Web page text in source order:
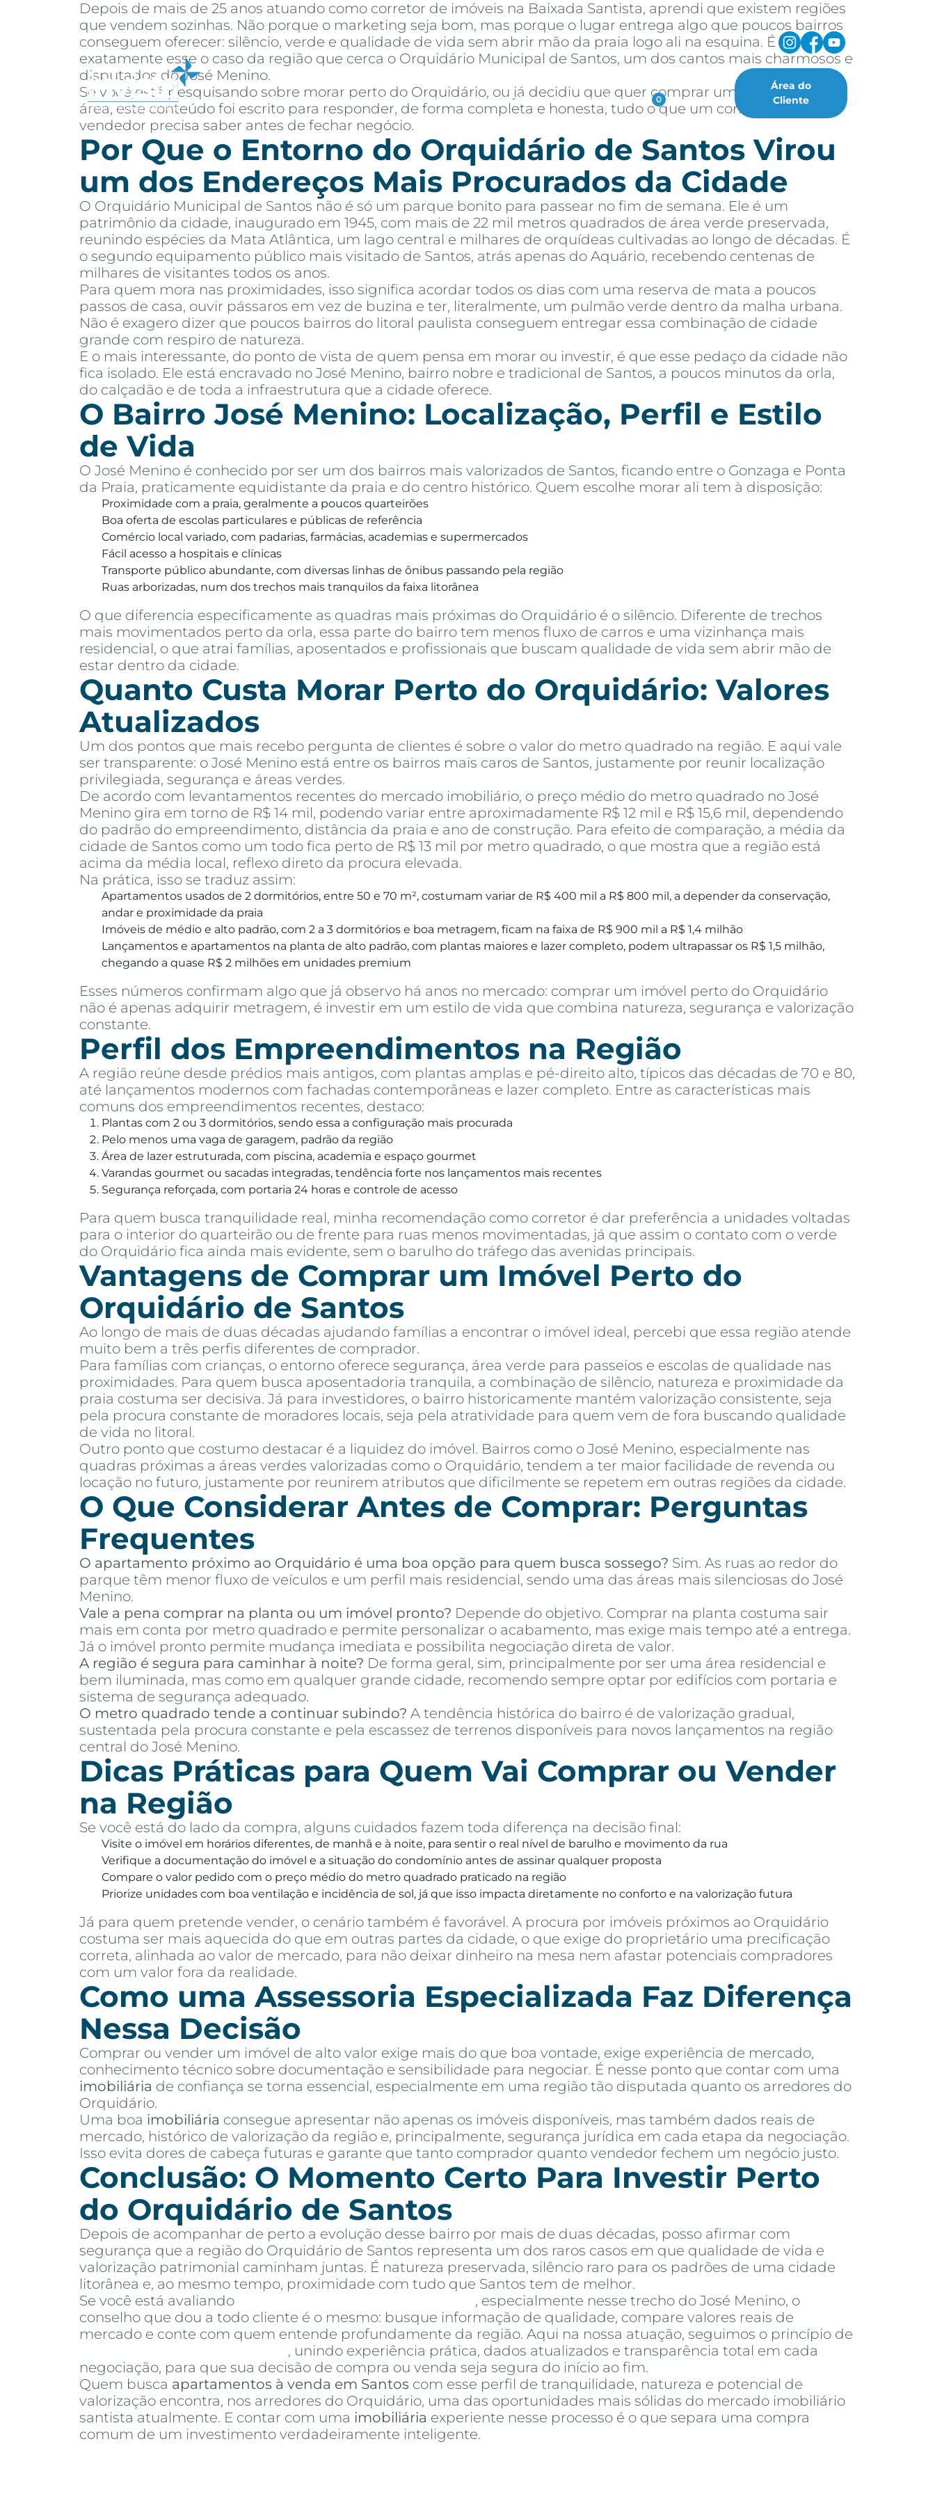
SobreComprarAlugarBlogPor Dentro da InvistaAR EducaçãoContatoFavoritos 0
Área do
Cliente
Depois de mais de 25 anos atuando como corretor de imóveis na Baixada Santista, aprendi que existem regiões
que vendem sozinhas. Não porque o marketing seja bom, mas porque o lugar entrega algo que poucos bairros
conseguem oferecer: silêncio, verde e qualidade de vida sem abrir mão da praia logo ali na esquina. É
exatamente esse o caso da região que cerca o Orquidário Municipal de Santos, um dos cantos mais charmosos e
disputados do José Menino.
Se você está pesquisando sobre morar perto do Orquidário, ou já decidiu que quer comprar um imóvel nessa
área, este conteúdo foi escrito para responder, de forma completa e honesta, tudo o que um comprador ou
vendedor precisa saber antes de fechar negócio.
Por Que o Entorno do Orquidário de Santos Virou
um dos Endereços Mais Procurados da Cidade
O Orquidário Municipal de Santos não é só um parque bonito para passear no fim de semana. Ele é um
patrimônio da cidade, inaugurado em 1945, com mais de 22 mil metros quadrados de área verde preservada,
reunindo espécies da Mata Atlântica, um lago central e milhares de orquídeas cultivadas ao longo de décadas. É
o segundo equipamento público mais visitado de Santos, atrás apenas do Aquário, recebendo centenas de
milhares de visitantes todos os anos.
Para quem mora nas proximidades, isso significa acordar todos os dias com uma reserva de mata a poucos
passos de casa, ouvir pássaros em vez de buzina e ter, literalmente, um pulmão verde dentro da malha urbana.
Não é exagero dizer que poucos bairros do litoral paulista conseguem entregar essa combinação de cidade
grande com respiro de natureza.
E o mais interessante, do ponto de vista de quem pensa em morar ou investir, é que esse pedaço da cidade não
fica isolado. Ele está encravado no José Menino, bairro nobre e tradicional de Santos, a poucos minutos da orla,
do calçadão e de toda a infraestrutura que a cidade oferece.
O Bairro José Menino: Localização, Perfil e Estilo
de Vida
O José Menino é conhecido por ser um dos bairros mais valorizados de Santos, ficando entre o Gonzaga e Ponta
da Praia, praticamente equidistante da praia e do centro histórico. Quem escolhe morar ali tem à disposição:
Proximidade com a praia, geralmente a poucos quarteirões
Boa oferta de escolas particulares e públicas de referência
Comércio local variado, com padarias, farmácias, academias e supermercados
Fácil acesso a hospitais e clínicas
Transporte público abundante, com diversas linhas de ônibus passando pela região
Ruas arborizadas, num dos trechos mais tranquilos da faixa litorânea
O que diferencia especificamente as quadras mais próximas do Orquidário é o silêncio. Diferente de trechos
mais movimentados perto da orla, essa parte do bairro tem menos fluxo de carros e uma vizinhança mais
residencial, o que atrai famílias, aposentados e profissionais que buscam qualidade de vida sem abrir mão de
estar dentro da cidade.
Quanto Custa Morar Perto do Orquidário: Valores
Atualizados
Um dos pontos que mais recebo pergunta de clientes é sobre o valor do metro quadrado na região. E aqui vale
ser transparente: o José Menino está entre os bairros mais caros de Santos, justamente por reunir localização
privilegiada, segurança e áreas verdes.
De acordo com levantamentos recentes do mercado imobiliário, o preço médio do metro quadrado no José
Menino gira em torno de R$ 14 mil, podendo variar entre aproximadamente R$ 12 mil e R$ 15,6 mil, dependendo
do padrão do empreendimento, distância da praia e ano de construção. Para efeito de comparação, a média da
cidade de Santos como um todo fica perto de R$ 13 mil por metro quadrado, o que mostra que a região está
acima da média local, reflexo direto da procura elevada.
Na prática, isso se traduz assim:
Apartamentos usados de 2 dormitórios, entre 50 e 70 m², costumam variar de R$ 400 mil a R$ 800 mil, a depender da conservação,
andar e proximidade da praia
Imóveis de médio e alto padrão, com 2 a 3 dormitórios e boa metragem, ficam na faixa de R$ 900 mil a R$ 1,4 milhão
Lançamentos e apartamentos na planta de alto padrão, com plantas maiores e lazer completo, podem ultrapassar os R$ 1,5 milhão,
chegando a quase R$ 2 milhões em unidades premium
Esses números confirmam algo que já observo há anos no mercado: comprar um imóvel perto do Orquidário
não é apenas adquirir metragem, é investir em um estilo de vida que combina natureza, segurança e valorização
constante.
Perfil dos Empreendimentos na Região
A região reúne desde prédios mais antigos, com plantas amplas e pé-direito alto, típicos das décadas de 70 e 80,
até lançamentos modernos com fachadas contemporâneas e lazer completo. Entre as características mais
comuns dos empreendimentos recentes, destaco:
Plantas com 2 ou 3 dormitórios, sendo essa a configuração mais procurada
Pelo menos uma vaga de garagem, padrão da região
Área de lazer estruturada, com piscina, academia e espaço gourmet
Varandas gourmet ou sacadas integradas, tendência forte nos lançamentos mais recentes
Segurança reforçada, com portaria 24 horas e controle de acesso
Para quem busca tranquilidade real, minha recomendação como corretor é dar preferência a unidades voltadas
para o interior do quarteirão ou de frente para ruas menos movimentadas, já que assim o contato com o verde
do Orquidário fica ainda mais evidente, sem o barulho do tráfego das avenidas principais.
Vantagens de Comprar um Imóvel Perto do
Orquidário de Santos
Ao longo de mais de duas décadas ajudando famílias a encontrar o imóvel ideal, percebi que essa região atende
muito bem a três perfis diferentes de comprador.
Para famílias com crianças, o entorno oferece segurança, área verde para passeios e escolas de qualidade nas
proximidades. Para quem busca aposentadoria tranquila, a combinação de silêncio, natureza e proximidade da
praia costuma ser decisiva. Já para investidores, o bairro historicamente mantém valorização consistente, seja
pela procura constante de moradores locais, seja pela atratividade para quem vem de fora buscando qualidade
de vida no litoral.
Outro ponto que costumo destacar é a liquidez do imóvel. Bairros como o José Menino, especialmente nas
quadras próximas a áreas verdes valorizadas como o Orquidário, tendem a ter maior facilidade de revenda ou
locação no futuro, justamente por reunirem atributos que dificilmente se repetem em outras regiões da cidade.
O Que Considerar Antes de Comprar: Perguntas
Frequentes
O apartamento próximo ao Orquidário é uma boa opção para quem busca sossego? Sim. As ruas ao redor do
parque têm menor fluxo de veículos e um perfil mais residencial, sendo uma das áreas mais silenciosas do José
Menino.
Vale a pena comprar na planta ou um imóvel pronto? Depende do objetivo. Comprar na planta costuma sair
mais em conta por metro quadrado e permite personalizar o acabamento, mas exige mais tempo até a entrega.
Já o imóvel pronto permite mudança imediata e possibilita negociação direta de valor.
A região é segura para caminhar à noite? De forma geral, sim, principalmente por ser uma área residencial e
bem iluminada, mas como em qualquer grande cidade, recomendo sempre optar por edifícios com portaria e
sistema de segurança adequado.
O metro quadrado tende a continuar subindo? A tendência histórica do bairro é de valorização gradual,
sustentada pela procura constante e pela escassez de terrenos disponíveis para novos lançamentos na região
central do José Menino.
Dicas Práticas para Quem Vai Comprar ou Vender
na Região
Se você está do lado da compra, alguns cuidados fazem toda diferença na decisão final:
Visite o imóvel em horários diferentes, de manhã e à noite, para sentir o real nível de barulho e movimento da rua
Verifique a documentação do imóvel e a situação do condomínio antes de assinar qualquer proposta
Compare o valor pedido com o preço médio do metro quadrado praticado na região
Priorize unidades com boa ventilação e incidência de sol, já que isso impacta diretamente no conforto e na valorização futura
Já para quem pretende vender, o cenário também é favorável. A procura por imóveis próximos ao Orquidário
costuma ser mais aquecida do que em outras partes da cidade, o que exige do proprietário uma precificação
correta, alinhada ao valor de mercado, para não deixar dinheiro na mesa nem afastar potenciais compradores
com um valor fora da realidade.
Como uma Assessoria Especializada Faz Diferença
Nessa Decisão
Comprar ou vender um imóvel de alto valor exige mais do que boa vontade, exige experiência de mercado,
conhecimento técnico sobre documentação e sensibilidade para negociar. É nesse ponto que contar com uma
imobiliária de confiança se torna essencial, especialmente em uma região tão disputada quanto os arredores do
Orquidário.
Uma boa imobiliária consegue apresentar não apenas os imóveis disponíveis, mas também dados reais de
mercado, histórico de valorização da região e, principalmente, segurança jurídica em cada etapa da negociação.
Isso evita dores de cabeça futuras e garante que tanto comprador quanto vendedor fechem um negócio justo.
Conclusão: O Momento Certo Para Investir Perto
do Orquidário de Santos
Depois de acompanhar de perto a evolução desse bairro por mais de duas décadas, posso afirmar com
segurança que a região do Orquidário de Santos representa um dos raros casos em que qualidade de vida e
valorização patrimonial caminham juntas. É natureza preservada, silêncio raro para os padrões de uma cidade
litorânea e, ao mesmo tempo, proximidade com tudo que Santos tem de melhor.
Se você está avaliando
, especialmente nesse trecho do José Menino, o
conselho que dou a todo cliente é o mesmo: busque informação de qualidade, compare valores reais de
mercado e conte com quem entende profundamente da região. Aqui na nossa atuação, seguimos o princípio de
, unindo experiência prática, dados atualizados e transparência total em cada
negociação, para que sua decisão de compra ou venda seja segura do início ao fim.
Quem busca apartamentos à venda em Santos com esse perfil de tranquilidade, natureza e potencial de
valorização encontra, nos arredores do Orquidário, uma das oportunidades mais sólidas do mercado imobiliário
santista atualmente. E contar com uma imobiliária experiente nesse processo é o que separa uma compra
comum de um investimento verdadeiramente inteligente.